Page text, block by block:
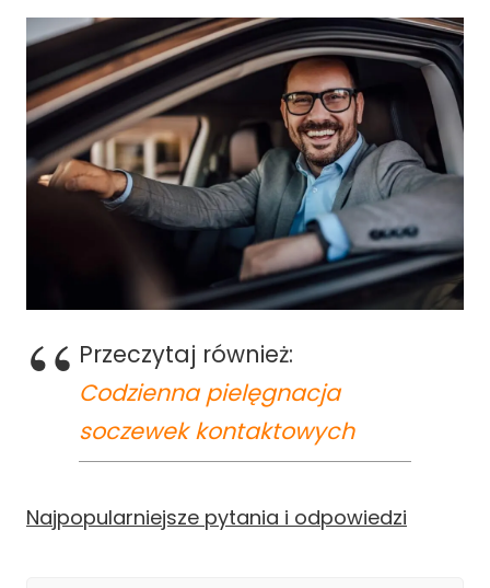
Przeczytaj również:
Codzienna pielęgnacja
soczewek kontaktowych
Najpopularniejsze pytania i odpowiedzi